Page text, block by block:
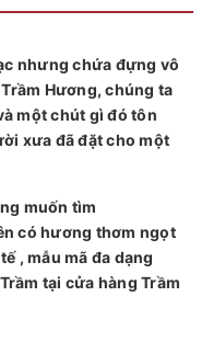
nhưng chứa đựng vô
Hương, chúng ta
một chút gì đó tôn
xưa đã đặt cho một
muốn tìm
có hương thơm ngọt
, mẫu mã đa dạng
tại cửa hàng Trầm